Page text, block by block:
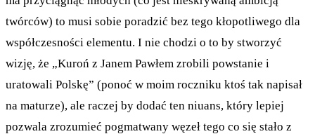
twórców) to musi sobie poradzić bez tego kłopotliwego dla
współczesności elementu. I nie chodzi o to by stworzyć
wizję, że „Kuroń z Janem Pawłem zrobili powstanie i
uratowali Polskę” (ponoć w moim roczniku ktoś tak napisał
na maturze), ale raczej by dodać ten niuans, który lepiej
pozwala zrozumieć pogmatwany węzeł tego co się stało z